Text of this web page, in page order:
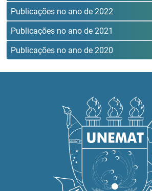
Publicações no ano de 2022
Publicações no ano de 2021
Publicações no ano de 2020